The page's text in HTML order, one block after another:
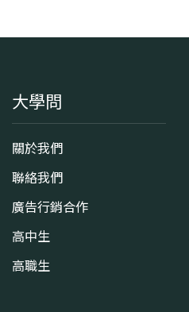
大學問
關於我們
聯絡我們
廣告行銷合作
高中生
高職生